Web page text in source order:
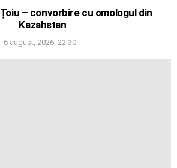
– convorbire cu omologul din
Kazahstan
6 august, 2026, 22:30